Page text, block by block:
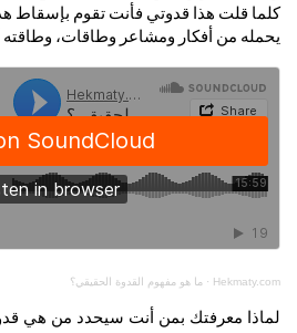
كلما قلت هذا قدوتي فأنت تقوم بإسقاط
يحمله من أفكار ومشاعر وطاقات،
Hekmaty.com
· ما هو مفهوم القدوة الحقيقي؟
لماذا معرفتك بمن أنت سيحدد من هي